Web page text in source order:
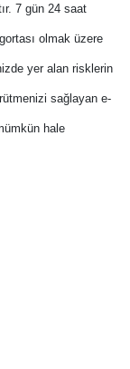
7 gün 24 saat
olmak üzere
yer alan risklerin
sağlayan e-
hale